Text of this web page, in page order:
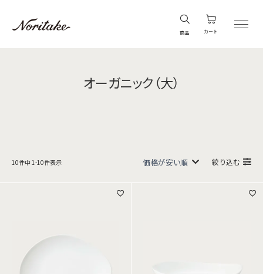
商品 カート
オーガニック（大）
10件中 1 -10件表示 絞り込む